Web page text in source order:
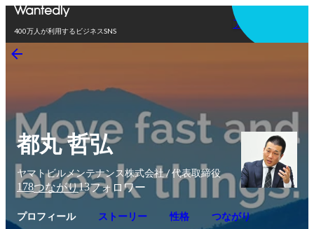
400万人が利用するビジネスSNS
アプリを使う
都丸 哲弘
ヤマトビルメンテナンス株式会社 / 代表取締役
178つながり13フォロワー
プロフィール ストーリー 性格 つながり